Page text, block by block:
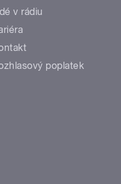
v rádiu
poplatek